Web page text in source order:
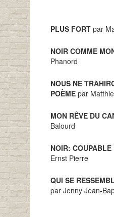
PLUS FORTpar
NOIR COMME
Phanord
NOUS NE
POÈMEpar
MON RÊVE DU
Balourd
NOIR:
Ernst Pierre
QUI SE
par Jenny Jean-